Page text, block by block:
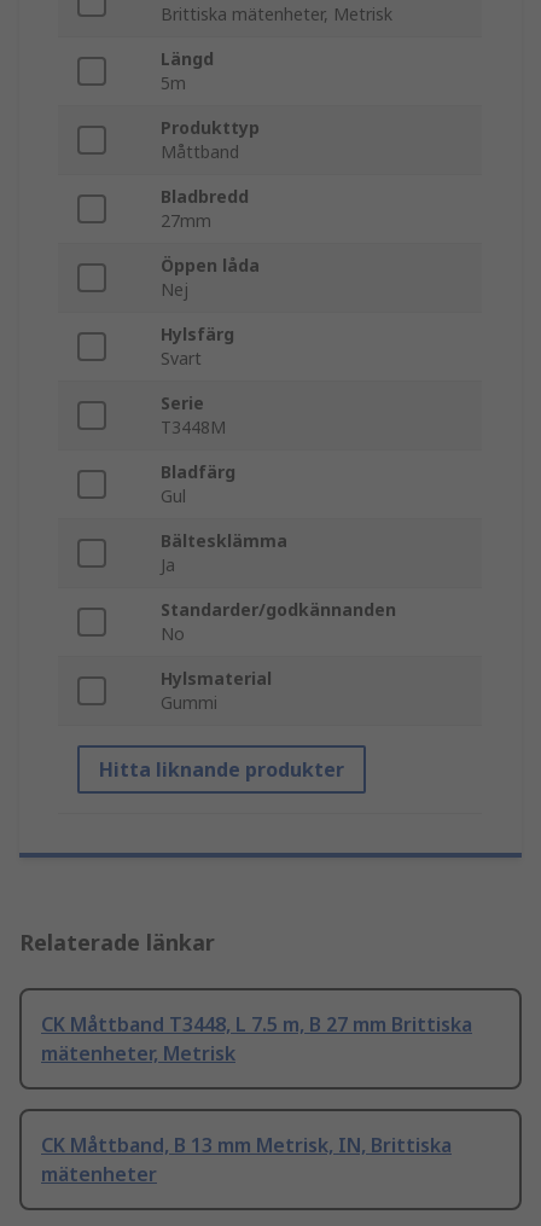
Brittiska mätenheter, Metrisk
Längd
5m
Produkttyp
Måttband
Bladbredd
27mm
Öppen låda
Nej
Hylsfärg
Svart
Serie
T3448M
Bladfärg
Gul
Bältesklämma
Ja
Standarder/godkännanden
No
Hylsmaterial
Gummi
Hitta liknande produkter
Relaterade länkar
CK Måttband T3448, L 7.5 m, B 27 mm Brittiska
mätenheter, Metrisk
CK Måttband, B 13 mm Metrisk, IN, Brittiska
mätenheter